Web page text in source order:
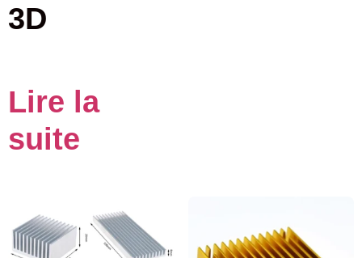
3D
Lire la
suite